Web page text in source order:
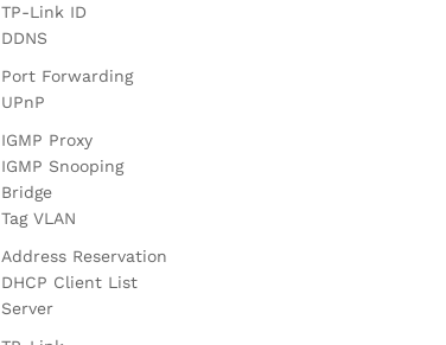
TP-Link ID
DDNS
Port Forwarding
UPnP
IGMP Proxy
IGMP Snooping
Bridge
Tag VLAN
Address Reservation
DHCP Client List
Server